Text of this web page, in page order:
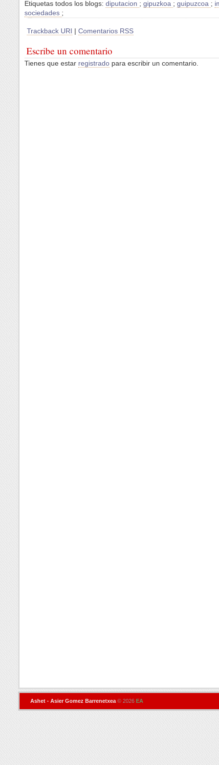
Etiquetas todos los blogs: diputacion ; gipuzkoa ; guipuzcoa ;
sociedades ;
Trackback URI | Comentarios RSS
Escribe un comentario
Tienes que estar registrado para escribir un comentario.
Ashet - Asier Gomez Barrenetxea © 2026 EA